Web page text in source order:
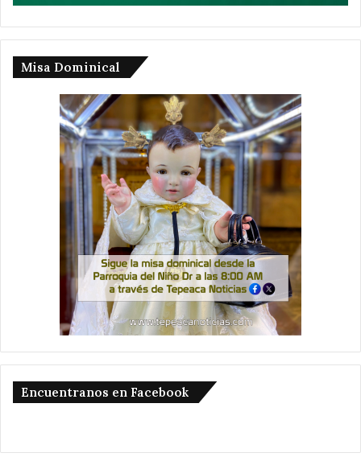
Misa Dominical
Encuentranos en Facebook